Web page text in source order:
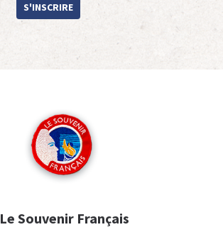
S'INSCRIRE
Le Souvenir Français